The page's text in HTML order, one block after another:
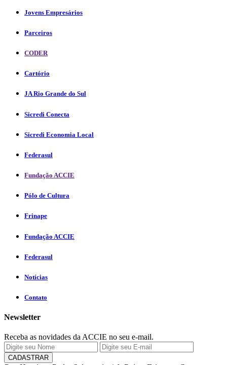
Jovens Empresários
Parceiros
CODER
Cartório
JA Rio Grande do Sul
Sicredi Conecta
Sicredi Economia Local
Federasul
Fundação ACCIE
Pólo de Cultura
Frinape
Fundação ACCIE
Federasul
Notícias
Contato
Newsletter
Receba as novidades da ACCIE no seu e-mail.